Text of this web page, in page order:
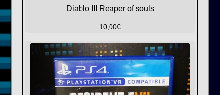
Diablo III Reaper of souls
10,00€